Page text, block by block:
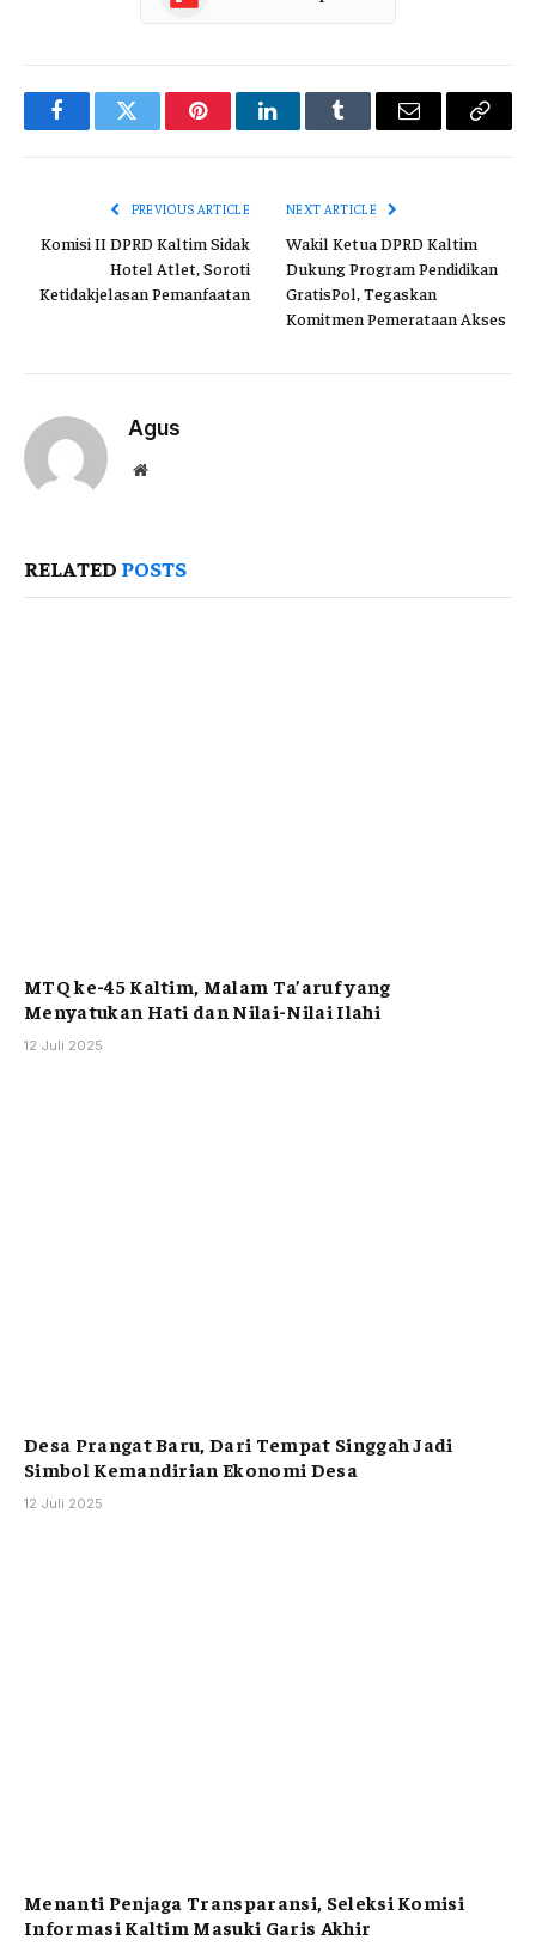
FacebookTwitter PinterestLinkedInTumblr Email
Copy
PREVIOUS ARTICLE
Komisi II DPRD Kaltim Sidak
Hotel Atlet, Soroti
Ketidakjelasan Pemanfaatan
NEXT ARTICLE
Wakil Ketua DPRD Kaltim
Dukung Program Pendidikan
GratisPol, Tegaskan
Komitmen Pemerataan Akses
Agus
Website
RELATED POSTS
MTQ ke-45 Kaltim, Malam Ta’aruf yang
Menyatukan Hati dan Nilai-Nilai Ilahi
12 Juli 2025
Desa Prangat Baru, Dari Tempat Singgah Jadi
Simbol Kemandirian Ekonomi Desa
12 Juli 2025
Menanti Penjaga Transparansi, Seleksi Komisi
Informasi Kaltim Masuki Garis Akhir